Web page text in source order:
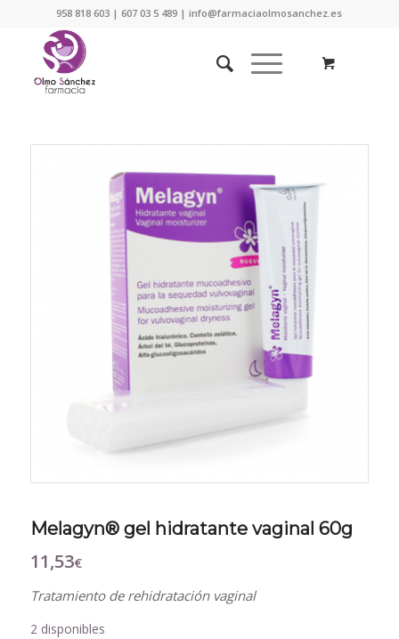
958 818 603 | 607 03 5 489 | info@farmaciaolmosanchez.es
Melagyn® gel hidratante vaginal 60g
11,53€
Tratamiento de rehidratación vaginal
2 disponibles